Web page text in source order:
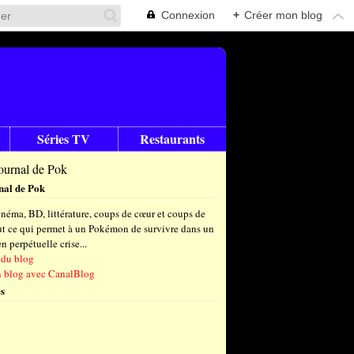
Connexion + Créer mon blog
Séries TV Restaurants
de Pok
BD, littérature, coups de cœur et coups de
ce qui permet à un Pokémon de survivre dans un
perpétuelle crise...
blog
blog avec CanalBlog